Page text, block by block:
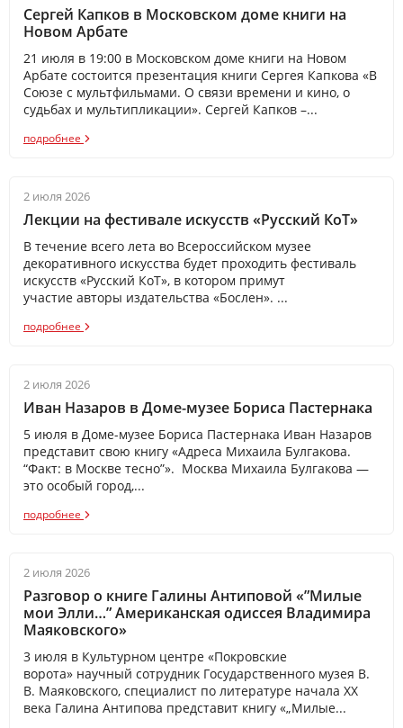
Сергей Капков в Московском доме книги на
Новом Арбате
21 июля в 19:00 в Московском доме книги на Новом
Арбате состоится презентация книги Сергея Капкова «В
Союзе с мультфильмами. О связи времени и кино, о
судьбах и мультипликации». Сергей Капков –...
подробнее
2 июля 2026
Лекции на фестивале искусств «Русский КоТ»​​​
В течение всего лета во Всероссийском музее
декоративного искусства будет проходить фестиваль
искусств «Русский КоТ», в котором примут
участие авторы издательства «Бослен». ...
подробнее
2 июля 2026
Иван Назаров в Доме-музее Бориса Пастернака
5 июля в Доме-музее Бориса Пастернака Иван Назаров
представит свою книгу «Адреса Михаила Булгакова.
“Факт: в Москве тесно”». Москва Михаила Булгакова —
это особый город,...
подробнее
2 июля 2026
Разговор о книге Галины Антиповой «”Милые
мои Элли…” Американская одиссея Владимира
Маяковского»
3 июля в Культурном центре «Покровские
ворота» научный сотрудник Государственного музея В.
В. Маяковского, специалист по литературе начала XX
века Галина Антипова представит книгу «„Милые...